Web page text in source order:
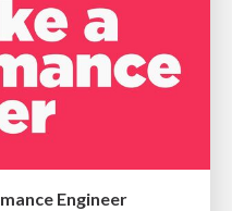
Engineer